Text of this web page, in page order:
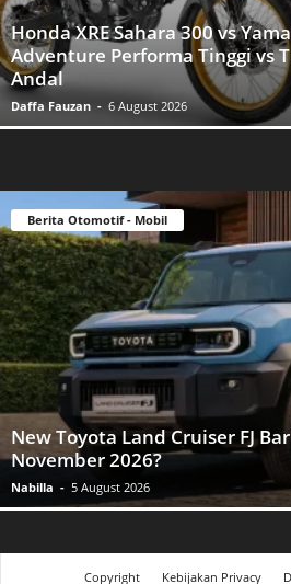
Honda XRE Sahara 300 vs
Adventure Performa Tinggi vs
Andal
Daffa Fauzan - 6 August 2026
Berita Otomotif - Mobil
New Toyota Land Cruiser FJ
November 2026?
Nabilla - 5 August 2026
Copyright Kebijakan Privacy